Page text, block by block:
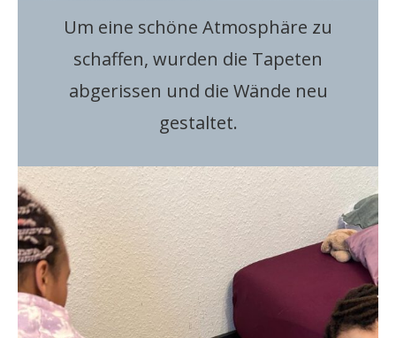
Um eine schöne Atmosphäre zu
schaffen, wurden die Tapeten
abgerissen und die Wände neu
gestaltet.